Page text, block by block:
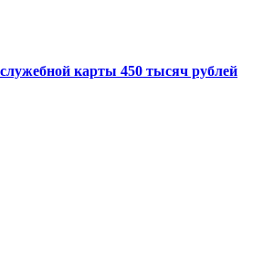
карты 450 тысяч рублей